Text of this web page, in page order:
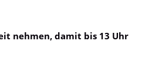
nehmen, damit bis 13 Uhr